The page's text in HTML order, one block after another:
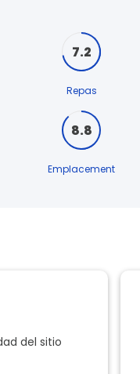
7.2
Repas
8.8
Emplacement
del sitio